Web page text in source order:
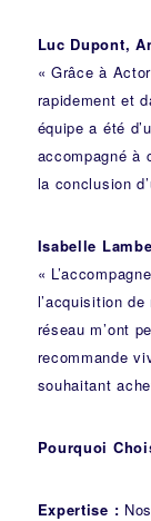
Luc Dupont,
« Grâce à
rapidement et
équipe a été
accompagné à
la conclusion
Isabelle
«
l’acquisition
réseau m’ont
recommande
souhaitant
Pourquoi
Expertise :